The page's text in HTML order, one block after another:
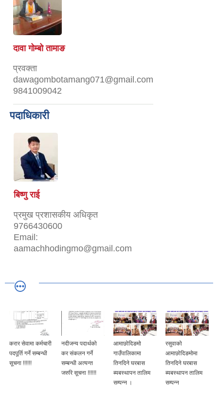
दावा गोम्बो तामाङ
प्रवक्ता
dawagombotamang071@gmail.com
9841009042
पदाधिकारी
बिष्णु राई
प्रमुख प्रशासकीय अधिकृत
9766430600
Email:
aamachhodingmo@gmail.com
करार सेवामा कर्मचारी
पदपूर्ति गर्ने सम्बन्धी
सूचना !!!!!!
नदीजन्य पदार्थको
कर संकलन गर्ने
सम्बन्धी अत्यन्त
जरुरि सूचना !!!!!!
आमाछोदिङमो
गाउँपालिकामा
तिनदिने घरबास
ब्यबस्थापन तालिम
सम्पन्न ।
रसुवाको
आमाछोदिङमोमा
तिनदिने घरबास
ब्यबस्थापन तालिम
सम्पन्न